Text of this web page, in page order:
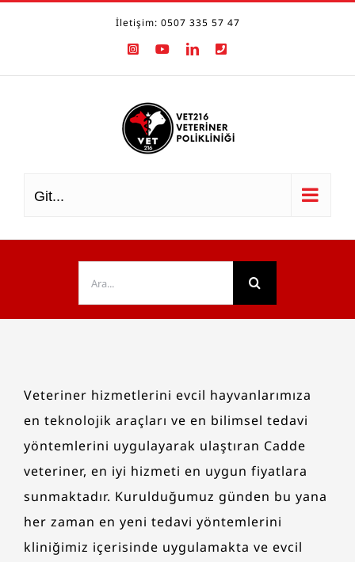
İletişim: 0507 335 57 47
InstagramYouTubeLinkedIn
Git...
Veteriner hizmetlerini evcil hayvanlarımıza
en teknolojik araçları ve en bilimsel tedavi
yöntemlerini uygulayarak ulaştıran Cadde
veteriner, en iyi hizmeti en uygun fiyatlara
sunmaktadır. Kurulduğumuz günden bu yana
her zaman en yeni tedavi yöntemlerini
kliniğimiz içerisinde uygulamakta ve evcil